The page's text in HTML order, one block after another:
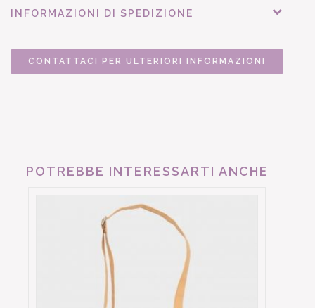
INFORMAZIONI DI SPEDIZIONE
CONTATTACI PER ULTERIORI INFORMAZIONI
POTREBBE INTERESSARTI ANCHE